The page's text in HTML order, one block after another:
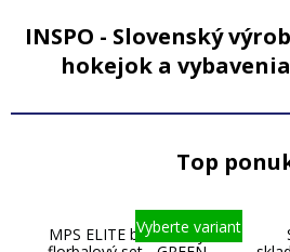
INSPO - Slovenský
hokejok a
Top
MPS ELITE brankársky
Vyberte variant